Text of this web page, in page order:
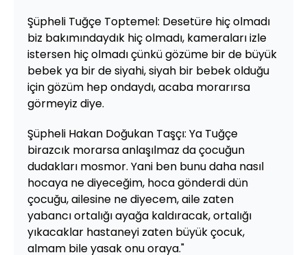
Şüpheli Tuğçe Toptemel: Desetüre hiç olmadı
biz bakımındaydık hiç olmadı, kameraları izle
istersen hiç olmadı çünkü gözüme bir de büyük
bebek ya bir de siyahi, siyah bir bebek olduğu
için gözüm hep ondaydı, acaba morarırsa
görmeyiz diye.
Şüpheli Hakan Doğukan Taşçı: Ya Tuğçe
birazcık morarsa anlaşılmaz da çocuğun
dudakları mosmor. Yani ben bunu daha nasıl
hocaya ne diyeceğim, hoca gönderdi dün
çocuğu, ailesine ne diyecem, aile zaten
yabancı ortalığı ayağa kaldıracak, ortalığı
yıkacaklar hastaneyi zaten büyük çocuk,
almam bile yasak onu oraya."